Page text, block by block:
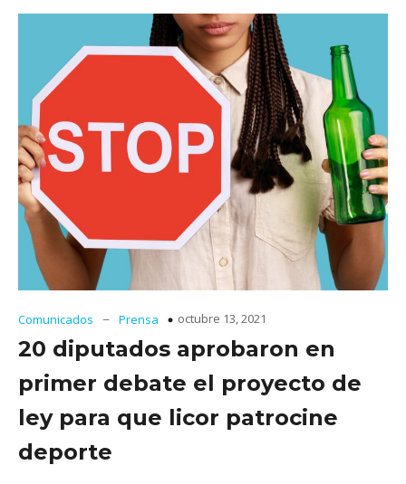
Comunicados – Prensa octubre 13, 2021
20 diputados aprobaron en
primer debate el proyecto de
ley para que licor patrocine
deporte